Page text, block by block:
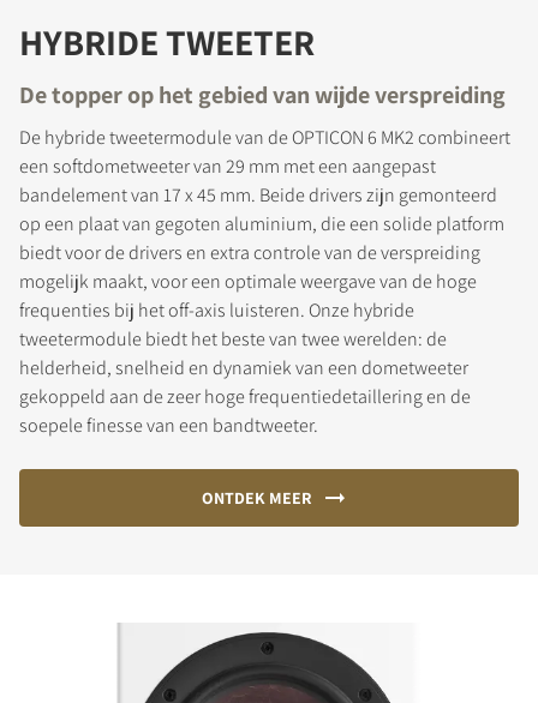
HYBRIDE TWEETER
De topper op het gebied van wijde verspreiding
De hybride tweetermodule van de OPTICON 6 MK2 combineert
een softdometweeter van 29 mm met een aangepast
bandelement van 17 x 45 mm. Beide drivers zijn gemonteerd
op een plaat van gegoten aluminium, die een solide platform
biedt voor de drivers en extra controle van de verspreiding
mogelijk maakt, voor een optimale weergave van de hoge
frequenties bij het off-axis luisteren. Onze hybride
tweetermodule biedt het beste van twee werelden: de
helderheid, snelheid en dynamiek van een dometweeter
gekoppeld aan de zeer hoge frequentiedetaillering en de
soepele finesse van een bandtweeter.
ONTDEK MEER